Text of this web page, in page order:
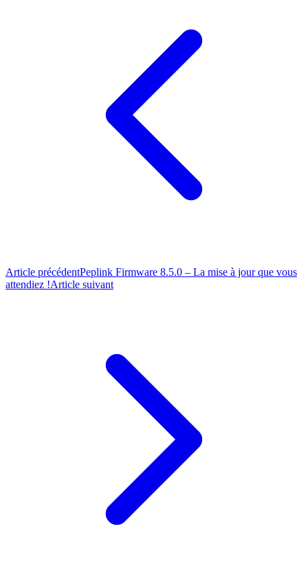
Article précédentPeplink Firmware 8.5.0 – La mise à jour que vous
attendiez !Article suivant